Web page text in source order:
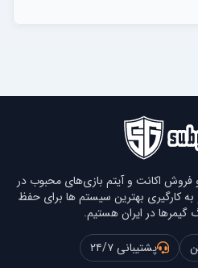
اکانت و آیتم بازی‌های محبوب در
کارگیری بهترین سیستم ها برای حفظ
گیمرها در ایران هستیم.
پشتیبانی ۲۴/۷